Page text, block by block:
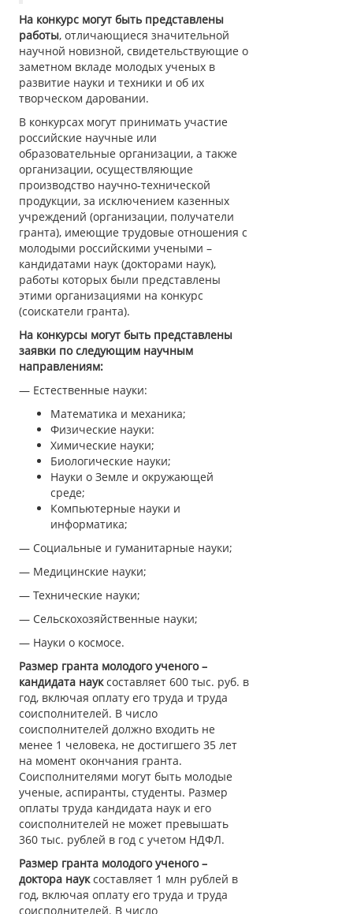
На конкурс могут быть представлены
работы, отличающиеся значительной
научной новизной, свидетельствующие о
заметном вкладе молодых ученых в
развитие науки и техники и об их
творческом даровании.
В конкурсах могут принимать участие
российские научные или
образовательные организации, а также
организации, осуществляющие
производство научно-технической
продукции, за исключением казенных
учреждений (организации, получатели
гранта), имеющие трудовые отношения с
молодыми российскими учеными –
кандидатами наук (докторами наук),
работы которых были представлены
этими организациями на конкурс
(соискатели гранта).
На конкурсы могут быть представлены
заявки по следующим научным
направлениям:
— Естественные науки:
Математика и механика;
Физические науки:
Химические науки;
Биологические науки;
Науки о Земле и окружающей
среде;
Компьютерные науки и
информатика;
— Социальные и гуманитарные науки;
— Медицинские науки;
— Технические науки;
— Сельскохозяйственные науки;
— Науки о космосе.
Размер гранта молодого ученого –
кандидата науксоставляет 600 тыс. руб. в
год, включая оплату его труда и труда
соисполнителей. В число
соисполнителей должно входить не
менее 1 человека, не достигшего 35 лет
на момент окончания гранта.
Соисполнителями могут быть молодые
ученые, аспиранты, студенты. Размер
оплаты труда кандидата наук и его
соисполнителей не может превышать
360 тыс. рублей в год с учетом НДФЛ.
Размер гранта молодого ученого –
доктора науксоставляет 1 млн рублей в
год, включая оплату его труда и труда
соисполнителей. В число